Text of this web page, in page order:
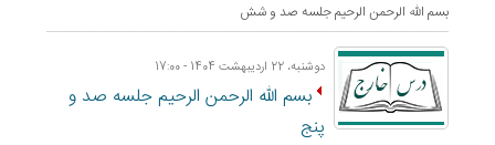
بسم الله الرحمن الرحيم جلسه صد و شش
دوشنبه، 22 اردیبهشت 1404 - 17:00
بسم الله الرحمن الرحيم جلسه صد و
پنج